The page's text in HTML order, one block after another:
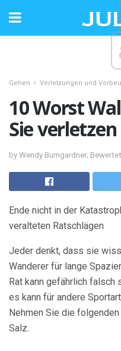
Gehen Verletzungen und
10 Worst
Sie
by Wendy Bumgardner;
Ende nicht in der
veralteten Ratschlägen
Jeder denkt, dass sie
Wanderer für lange
Rat kann gefährlich falsch
es kann für andere
Nehmen Sie die
Salz.